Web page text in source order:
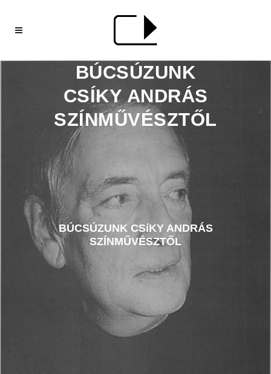
BÚCSÚZUNK
CSÍKY ANDRÁS
SZÍNMŰVÉSZTŐL
BÚCSÚZUNK CSíKY ANDRÁS
SZÍNMŰVÉSZTŐL